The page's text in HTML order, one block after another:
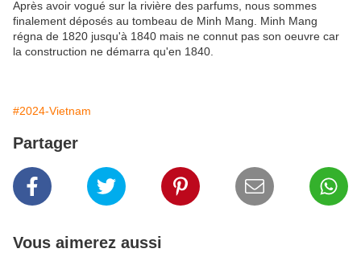
Après avoir vogué sur la rivière des parfums, nous sommes
finalement déposés au tombeau de Minh Mang. Minh Mang
régna de 1820 jusqu'à 1840 mais ne connut pas son oeuvre car
la construction ne démarra qu'en 1840.
#2024-Vietnam
Partager
Vous aimerez aussi